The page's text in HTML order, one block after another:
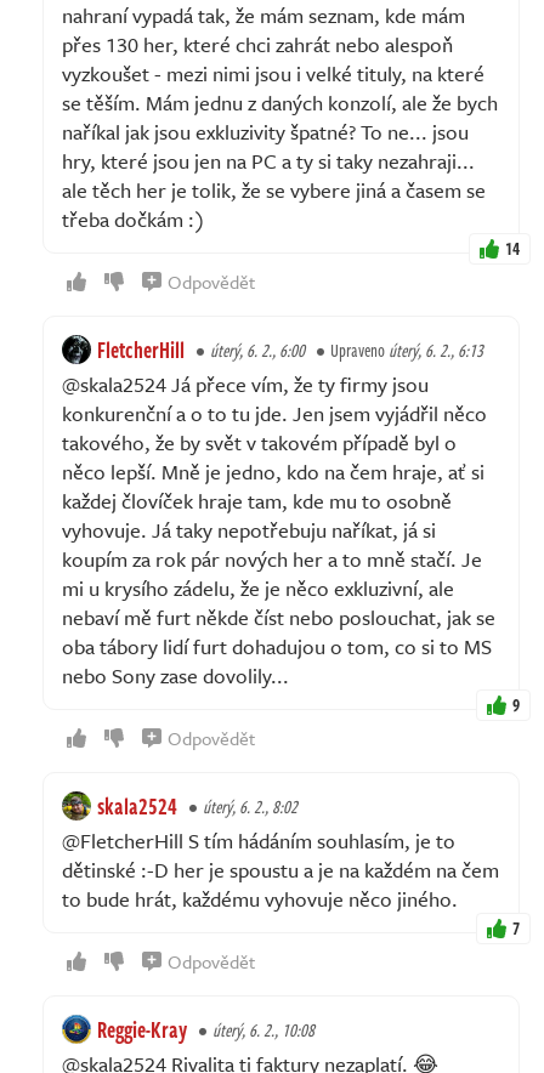
nahraní vypadá tak, že mám seznam, kde mám
přes 130 her, které chci zahrát nebo alespoň
vyzkoušet - mezi nimi jsou i velké tituly, na které
se těším. Mám jednu z daných konzolí, ale že bych
naříkal jak jsou exkluzivity špatné? To ne... jsou
hry, které jsou jen na PC a ty si taky nezahraji...
ale těch her je tolik, že se vybere jiná a časem se
třeba dočkám :)
14
Odpovědět
FletcherHill úterý, 6. 2., 6:00 Upravenoúterý, 6. 2., 6:13
@skala2524 Já přece vím, že ty firmy jsou
konkurenční a o to tu jde. Jen jsem vyjádřil něco
takového, že by svět v takovém případě byl o
něco lepší. Mně je jedno, kdo na čem hraje, ať si
každej človíček hraje tam, kde mu to osobně
vyhovuje. Já taky nepotřebuju naříkat, já si
koupím za rok pár nových her a to mně stačí. Je
mi u krysího zádelu, že je něco exkluzivní, ale
nebaví mě furt někde číst nebo poslouchat, jak se
oba tábory lidí furt dohadujou o tom, co si to MS
nebo Sony zase dovolily...
9
Odpovědět
skala2524 úterý, 6. 2., 8:02
@FletcherHill S tím hádáním souhlasím, je to
dětinské :-D her je spoustu a je na každém na čem
to bude hrát, každému vyhovuje něco jiného.
7
Odpovědět
Reggie-Kray úterý, 6. 2., 10:08
@skala2524 Rivalita ti faktury nezaplatí. 😂